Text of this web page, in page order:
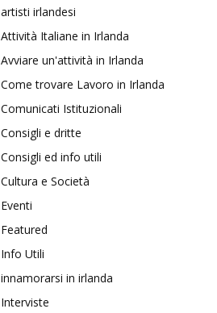
artisti irlandesi
Attività Italiane in Irlanda
Avviare un'attività in Irlanda
Come trovare Lavoro in Irlanda
Comunicati Istituzionali
Consigli e dritte
Consigli ed info utili
Cultura e Società
Eventi
Featured
Info Utili
innamorarsi in irlanda
Interviste